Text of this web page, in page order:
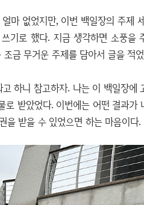
마 없었지만, 이번 백일장의 주제
기로 했다. 지금 생각하면 소풍을
금 무거운 주제를 담아서 글을 적
하니 참고하자. 나는 이 백일장에
받았었다. 이번에는 어떤 결과가
받을 수 있었으면 하는 마음이다.